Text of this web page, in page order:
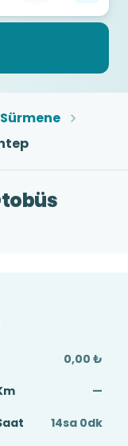
Sürmene
0,00 ₺
—
14sa 0dk